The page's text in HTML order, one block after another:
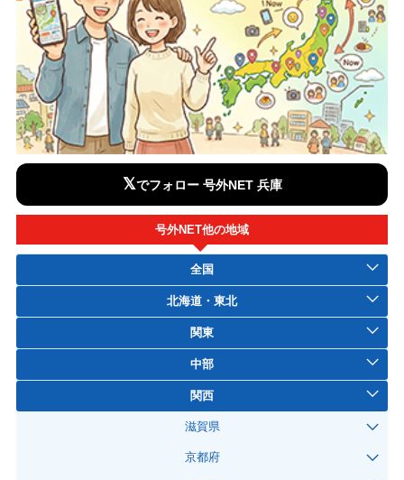
𝕏でフォロー 号外NET 兵庫
号外NET他の地域
全国
北海道・東北
関東
中部
関西
滋賀県
京都府